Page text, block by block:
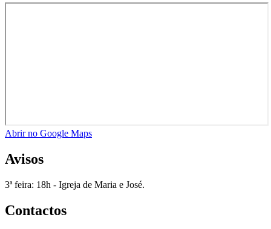
Abrir no Google Maps
Avisos
3ª feira: 18h - Igreja de Maria e José.
Contactos